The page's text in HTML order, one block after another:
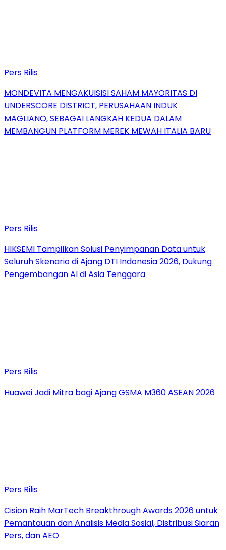
Pers Rilis
MONDEVITA MENGAKUISISI SAHAM MAYORITAS DI
UNDERSCORE DISTRICT, PERUSAHAAN INDUK
MAGLIANO, SEBAGAI LANGKAH KEDUA DALAM
MEMBANGUN PLATFORM MEREK MEWAH ITALIA BARU
Pers Rilis
HIKSEMI Tampilkan Solusi Penyimpanan Data untuk
Seluruh Skenario di Ajang DTI Indonesia 2026, Dukung
Pengembangan AI di Asia Tenggara
Pers Rilis
Huawei Jadi Mitra bagi Ajang GSMA M360 ASEAN 2026
Pers Rilis
Cision Raih MarTech Breakthrough Awards 2026 untuk
Pemantauan dan Analisis Media Sosial, Distribusi Siaran
Pers, dan AEO